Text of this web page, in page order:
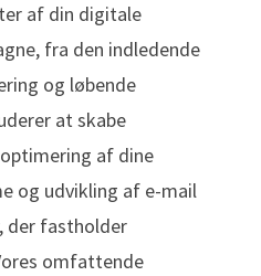
af din digitale
fra den indledende
og løbende
at skabe
af dine
og udvikling af e-mail
der fastholder
omfattende